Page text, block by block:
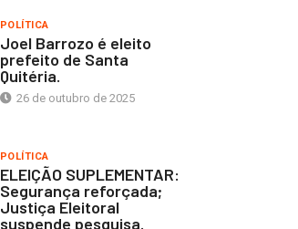
POLÍTICA
Joel Barrozo é eleito
prefeito de Santa
Quitéria.
26 de outubro de 2025
POLÍTICA
ELEIÇÃO SUPLEMENTAR:
Segurança reforçada;
Justiça Eleitoral
suspende pesquisa.